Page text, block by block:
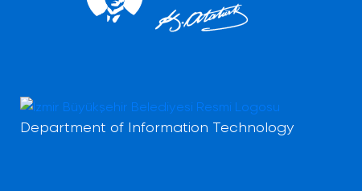
Department of Information Technology